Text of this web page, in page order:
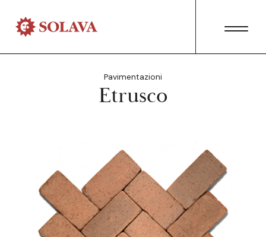
Pavimentazioni
Etrusco